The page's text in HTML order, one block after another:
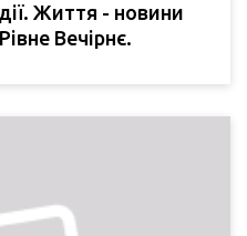
Життя - новини
Вечірнє.